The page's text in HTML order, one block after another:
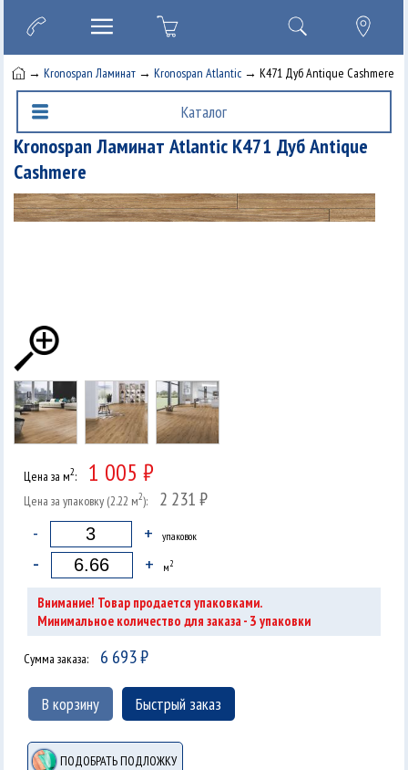
→Kronospan Ламинат →Kronospan Atlantic → K471 Дуб Antique Cashmere
Каталог
Kronospan Ламинат Atlantic K471 Дуб Antique
Cashmere
Цена за м2: 1 005 ₽
Цена за упаковку (2.22 м2): 2 231 ₽
- + упаковок
- + м2
Внимание! Товар продается упаковками.
Минимальное количество для заказа - 3 упаковки
Сумма заказа: 6 693₽
В корзину Быстрый заказ
ПОДОБРАТЬ ПОДЛОЖКУ